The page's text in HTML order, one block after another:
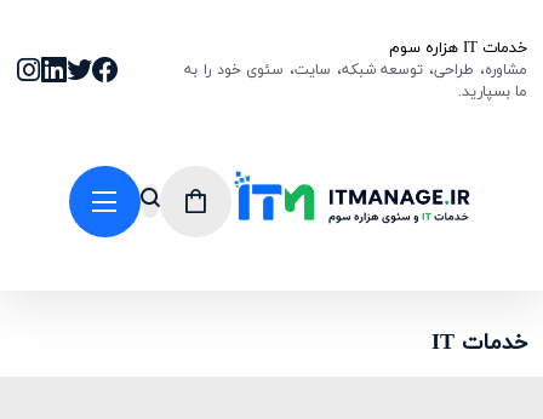
خدمات IT هزاره سوم
مشاوره، طراحی، توسعه شبکه، سایت، سئوی خود را به
ما بسپارید.
خدمات IT